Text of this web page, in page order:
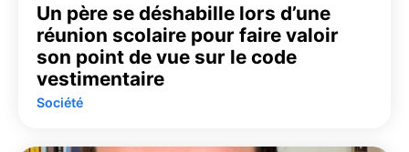
Un père se déshabille lors d’une
réunion scolaire pour faire valoir
son point de vue sur le code
vestimentaire
Société